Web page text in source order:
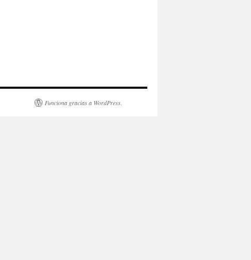
Funciona gracias a WordPress.